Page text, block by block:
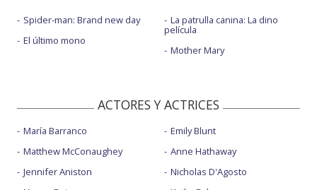
Spider-man: Brand new day
El último mono
La patrulla canina: La dino
película
Mother Mary
ACTORES Y ACTRICES
María Barranco
Matthew McConaughey
Jennifer Aniston
Emily Blunt
Anne Hathaway
Nicholas D'Agosto